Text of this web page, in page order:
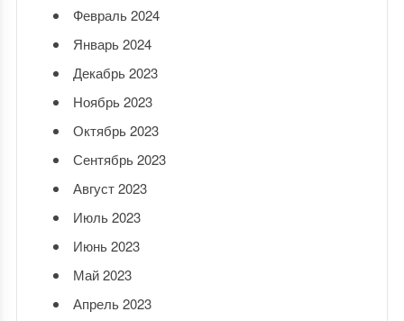
Февраль 2024
Январь 2024
Декабрь 2023
Ноябрь 2023
Октябрь 2023
Сентябрь 2023
Август 2023
Июль 2023
Июнь 2023
Май 2023
Апрель 2023